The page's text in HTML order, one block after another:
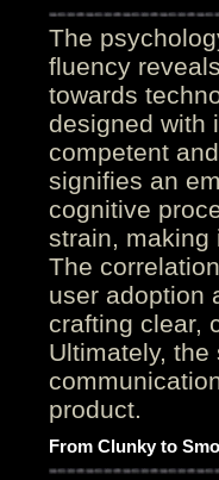
The
fluency
towards
designed with
competent
signifies an
cognitive
strain, making
The
user adoption
crafting clear,
Ultimately,
product.
From Clunky to